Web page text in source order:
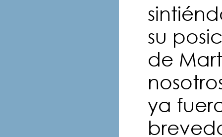
su
de
ya